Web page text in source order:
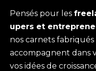
Pensés pour les
upers et
nos carnets
accompagnent dans
vos idées de